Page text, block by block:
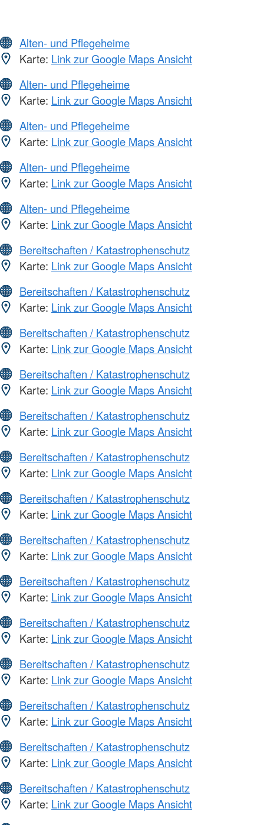
Alten- und Pflegeheime
Karte: Link zur Google Maps Ansicht
Alten- und Pflegeheime
Karte: Link zur Google Maps Ansicht
Alten- und Pflegeheime
Karte: Link zur Google Maps Ansicht
Alten- und Pflegeheime
Karte: Link zur Google Maps Ansicht
Alten- und Pflegeheime
Karte: Link zur Google Maps Ansicht
Bereitschaften / Katastrophenschutz
Karte: Link zur Google Maps Ansicht
Bereitschaften / Katastrophenschutz
Karte: Link zur Google Maps Ansicht
Bereitschaften / Katastrophenschutz
Karte: Link zur Google Maps Ansicht
Bereitschaften / Katastrophenschutz
Karte: Link zur Google Maps Ansicht
Bereitschaften / Katastrophenschutz
Karte: Link zur Google Maps Ansicht
Bereitschaften / Katastrophenschutz
Karte: Link zur Google Maps Ansicht
Bereitschaften / Katastrophenschutz
Karte: Link zur Google Maps Ansicht
Bereitschaften / Katastrophenschutz
Karte: Link zur Google Maps Ansicht
Bereitschaften / Katastrophenschutz
Karte: Link zur Google Maps Ansicht
Bereitschaften / Katastrophenschutz
Karte: Link zur Google Maps Ansicht
Bereitschaften / Katastrophenschutz
Karte: Link zur Google Maps Ansicht
Bereitschaften / Katastrophenschutz
Karte: Link zur Google Maps Ansicht
Bereitschaften / Katastrophenschutz
Karte: Link zur Google Maps Ansicht
Bereitschaften / Katastrophenschutz
Karte: Link zur Google Maps Ansicht